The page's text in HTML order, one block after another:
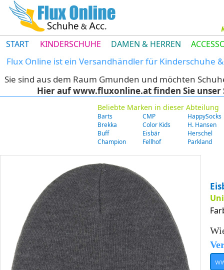
START KINDERSCHUHE DAMEN & HERREN
Flux Online ist ein Versandhändler für Kinderschuhe
Sie sind aus dem Raum Gmunden und möchten
Hier auf www.fluxonline.at finden Sie
Beliebte Marken in dieser Abteilung
Barts
Brekka
Buff
Champion
CMP
Color Kids
Eisbär
Fellhof
HappySocks
H. Hansen
Herschel
Parkland